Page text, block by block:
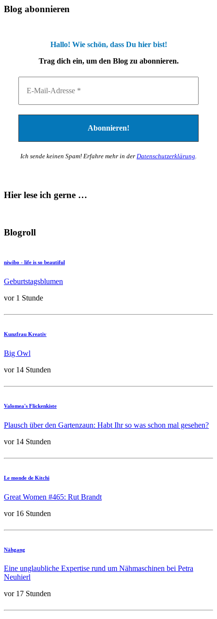
Blog abonnieren
Hallo! Wie schön, dass Du hier bist!
Trag dich ein, um den Blog zu abonnieren.
Ich sende keinen Spam! Erfahre mehr in der Datenschutzerklärung
Hier lese ich gerne …
Blogroll
niwibo - life is so beautiful
Geburtstagsblumen
vor 1 Stunde
Kunzfrau Kreativ
Big Owl
vor 14 Stunden
Valomea's Flickenkiste
Plausch über den Gartenzaun: Habt Ihr so was schon mal gesehen?
vor 14 Stunden
Le monde de Kitchi
Great Women #465: Rut Brandt
vor 16 Stunden
Nähgang
Eine unglaubliche Expertise rund um Nähmaschinen bei Petra
Neuhierl
vor 17 Stunden